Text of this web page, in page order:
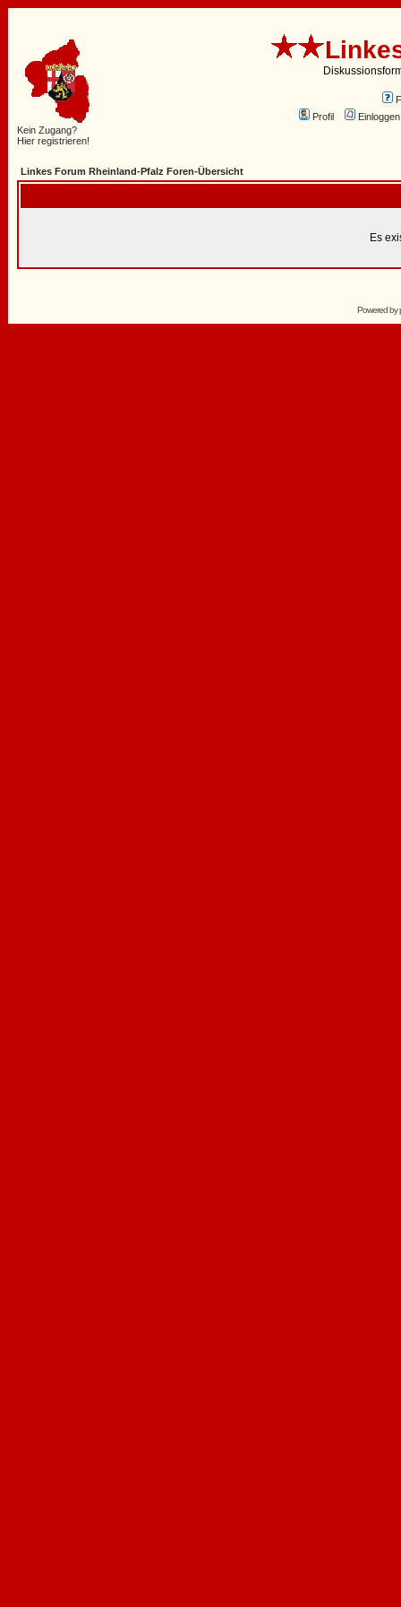
Kein Zugang?
Hier registrieren!
Profil
Linkes Forum Rheinland-Pfalz Foren-Übersicht
Es
Powered by